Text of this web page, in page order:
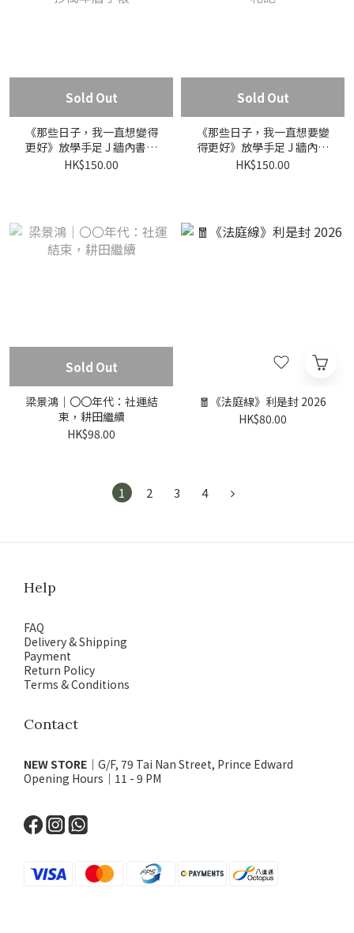
Sold Out
《那些日子，我一直想變得
更好》放學手足 J 牆內書抄
萬年曆手帳
HK$150.00
Sold Out
《那些日子，我一直想要變
得更好》放學手足 J 牆內札
記
HK$150.00
Sold Out
梁景鴻｜〇〇年代：社運結
束，耕田繼續
HK$98.00
🧧《法庭線》利是封 2026
HK$80.00
1 2 3 4
Help
FAQ
Delivery & Shipping
Payment
Return Policy
Terms & Conditions
Contact
NEW STORE ｜G/F, 79 Tai Nan Street, Prince Edward
Opening Hours｜11 - 9 PM